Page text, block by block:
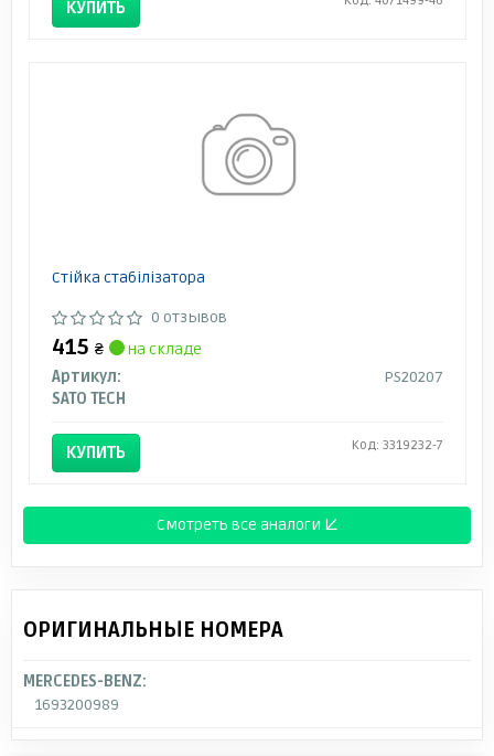
КУПИТЬ
Стійка стабілізатора
0 отзывов
415 ₴
на складе
Артикул:
PS20207
SATO TECH
КУПИТЬ Код: 3319232-7
Смотреть все аналоги ↓
ОРИГИНАЛЬНЫЕ НОМЕРА
MERCEDES-BENZ:
1693200989